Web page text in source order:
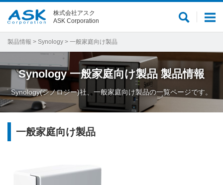
メ
ー
サ
内
検
索
株式会社アスク
ASK Corporation
製品情報 > Synology > 一般家庭向け製品
Synology 一般家庭向け製品 製品情報
Synology(シノロジー)社、一般家庭向け製品の一覧ページです。
一般家庭向け製品